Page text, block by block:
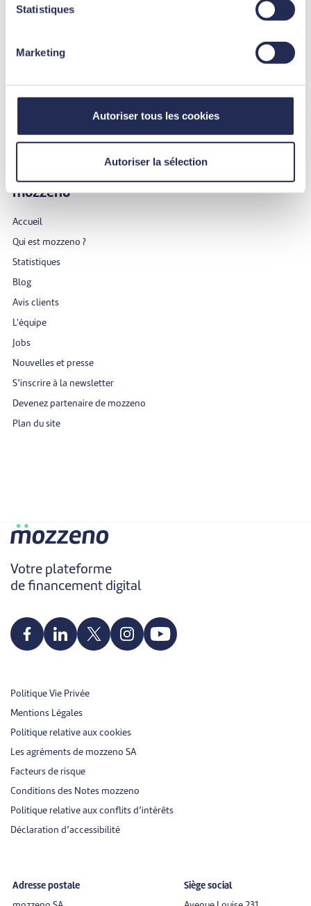
Statistiques
Marketing
Autoriser tous les cookies
Autoriser la sélection
Confiez la gestion de vos investissements au mozzeno Collaborative
Investissez de manière stable et prévisible
Les facteurs de risque des Notes
Assurance PROTECT
mozzeno
Accueil
Qui est mozzeno ?
Statistiques
Blog
Avis clients
L'équipe
Jobs
Nouvelles et presse
S’inscrire à la newsletter
Devenez partenaire de mozzeno
Plan du site
Votre plateforme
de financement digital
Politique Vie Privée
Mentions Légales
Politique relative aux cookies
Les agréments de mozzeno SA
Facteurs de risque
Conditions des Notes mozzeno
Politique relative aux conflits d’intérêts
Déclaration d’accessibilité
Adresse postale Siège social